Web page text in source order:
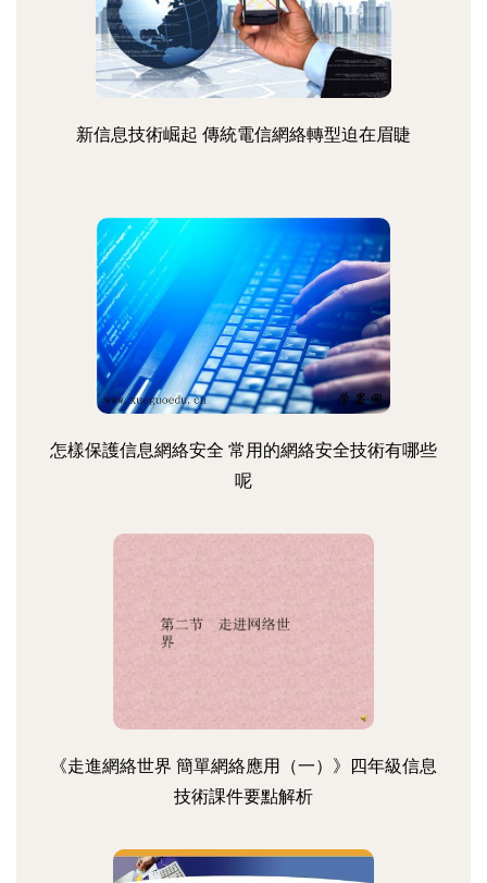
新信息技術崛起 傳統電信網絡轉型迫在眉睫
怎樣保護信息網絡安全 常用的網絡安全技術有哪些
呢
《走進網絡世界 簡單網絡應用（一）》四年級信息
技術課件要點解析